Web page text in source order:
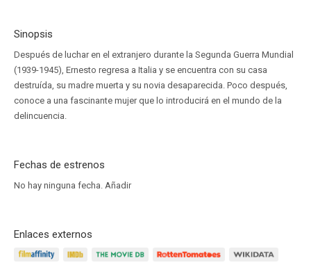
Sinopsis
Después de luchar en el extranjero durante la Segunda Guerra Mundial
(1939-1945), Ernesto regresa a Italia y se encuentra con su casa
destruída, su madre muerta y su novia desaparecida. Poco después,
conoce a una fascinante mujer que lo introducirá en el mundo de la
delincuencia.
Fechas de estrenos
No hay ninguna fecha. Añadir
Enlaces externos